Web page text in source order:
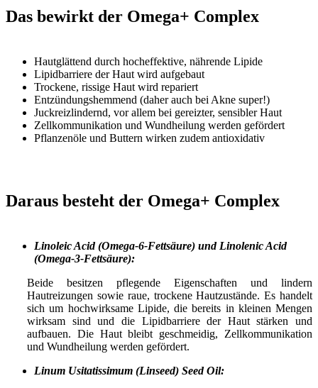
Das bewirkt der Omega+ Complex
Hautglättend durch hocheffektive, nährende Lipide
Lipidbarriere der Haut wird aufgebaut
Trockene, rissige Haut wird repariert
Entzündungshemmend (daher auch bei Akne super!)
Juckreizlindernd, vor allem bei gereizter, sensibler Haut
Zellkommunikation und Wundheilung werden gefördert
Pflanzenöle und Buttern wirken zudem antioxidativ
Daraus besteht der Omega+ Complex
Linoleic Acid (Omega-6-Fettsäure) und Linolenic Acid
(Omega-3-Fettsäure):
Beide besitzen pflegende Eigenschaften und lindern
Hautreizungen sowie raue, trockene Hautzustände. Es handelt
sich um hochwirksame Lipide, die bereits in kleinen Mengen
wirksam sind und die Lipidbarriere der Haut stärken und
aufbauen. Die Haut bleibt geschmeidig, Zellkommunikation
und Wundheilung werden gefördert.
Linum Usitatissimum (Linseed) Seed Oil: